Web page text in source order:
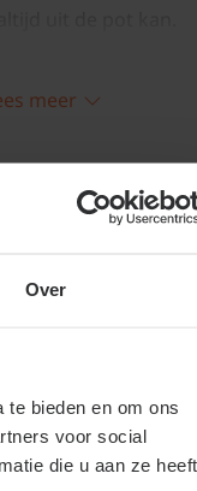
Over
bieden en om ons
voor social
die u aan ze heeft
- bolvorm
nog een keer in
meer